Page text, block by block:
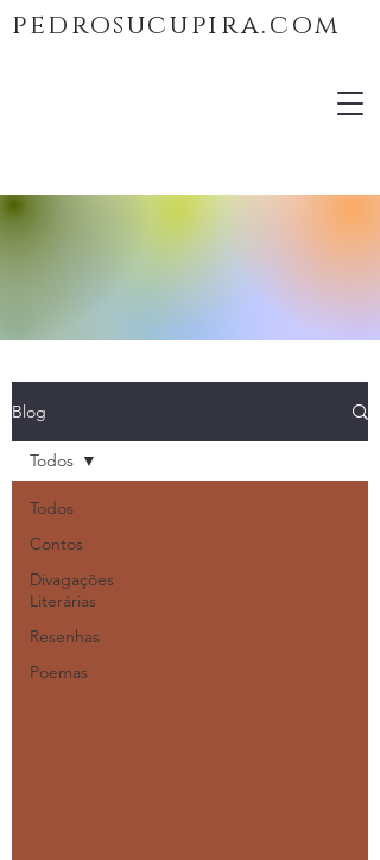
pedrosucupira.com
Blog
Todos
Contos
Divagações
Literárias
Resenhas
Poemas
Todos